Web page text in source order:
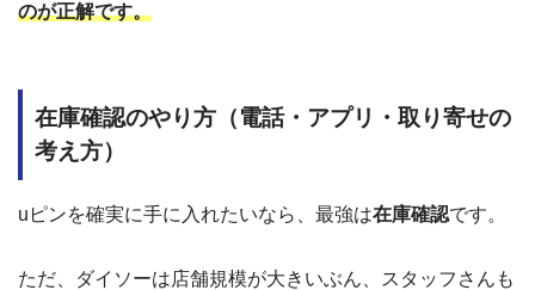
のが正解です。
在庫確認のやり方（電話・アプリ・取り寄せの
考え方）
uピンを確実に手に入れたいなら、最強は在庫確認です。
ただ、ダイソーは店舗規模が大きいぶん、スタッフさんも